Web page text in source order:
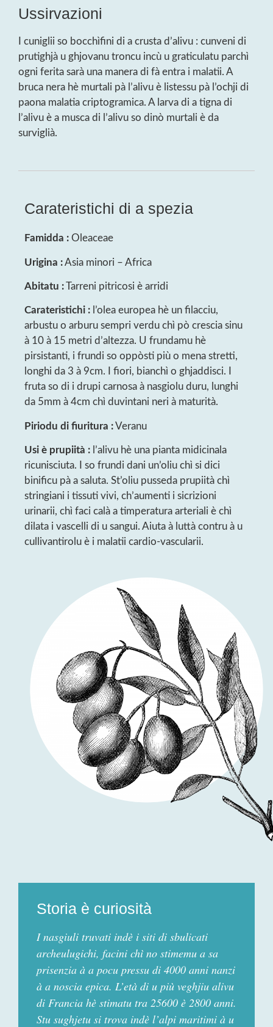
Ussirvazioni
I cuniglii so bocchìfini di a crusta d’alivu : cunveni di
prutighjà u ghjovanu troncu incù u graticulatu parchì
ogni ferita sarà una manera di fà entra i malatii. A
bruca nera hè murtali pà l’alivu è listessu pà l’ochji di
paona malatia criptogramica. A larva di a tigna di
l’alivu è a musca di l’alivu so dinò murtali è da
surviglià.
Carateristichi di a spezia
Famidda : Oleaceae
Urigina :Asia minori – Africa
Abitatu :Tarreni pitricosi è arridi
Carateristichi : l’olea europea hè un filacciu,
arbustu o arburu sempri verdu chì pò crescia sinu
à 10 à 15 metri d’altezza. U frundamu hè
pirsistanti, i frundi so oppòsti più o mena stretti,
longhi da 3 à 9cm. I fiori, bianchì o ghjaddisci. I
fruta so di i drupi carnosa à nasgiolu duru, lunghi
da 5mm à 4cm chì duvintani neri à maturità.
Piriodu di fiuritura :Veranu
Usi è prupiità : l’alivu hè una pianta midicinala
ricunisciuta. I so frundi dani un’oliu chì si dici
binificu pà a saluta. St’oliu pusseda prupiità chì
stringiani i tissuti vivi, ch’aumenti i sicrizioni
urinarii, chì faci calà a timperatura arteriali è chì
dilata i vascelli di u sangui. Aiuta à luttà contru à u
cullivantirolu è i malatii cardio-vascularii.
Storia è curiosità
I nasgiuli truvati indè i siti di sbulicati
archeulugichi, facini chì no stimemu a sa
prisenzia à a pocu pressu di 4000 anni nanzi
à a noscia epica. L’età di u più veghjiu alivu
di Francia hè stimatu tra 25600 è 2800 anni.
Stu sughjetu si trova indè l’alpi maritimi à u